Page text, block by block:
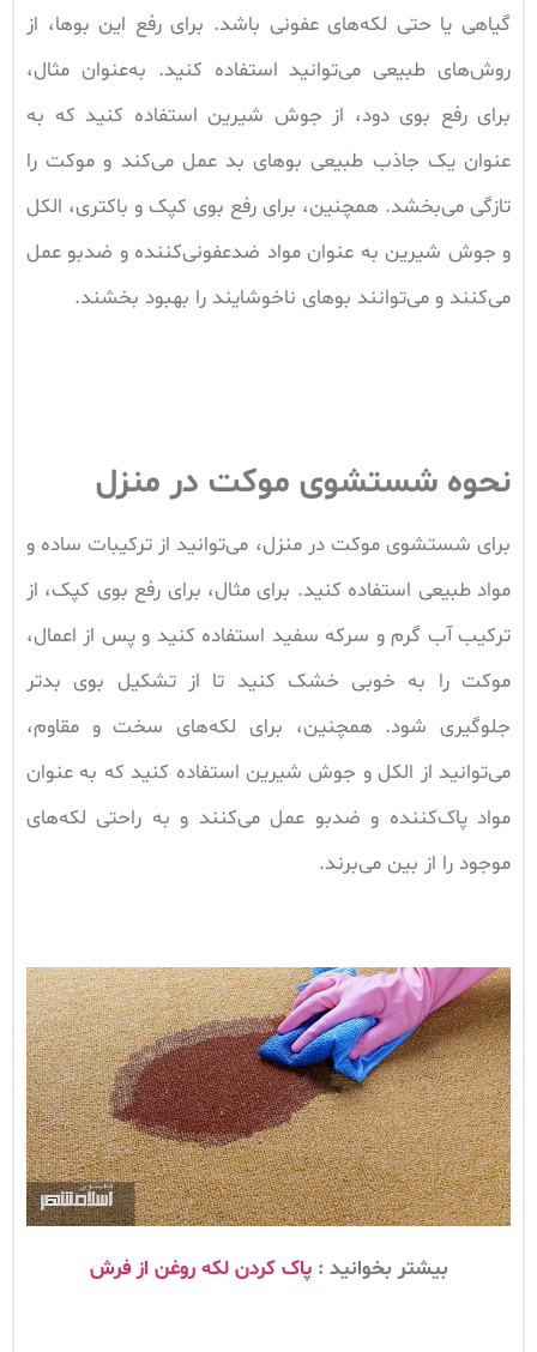
گیاهی یا حتی لکه‌های عفونی باشد. برای رفع این بوها، از
روش‌های طبیعی می‌توانید استفاده کنید. به‌عنوان مثال،
برای رفع بوی دود، از جوش شیرین استفاده کنید که به
عنوان یک جاذب طبیعی بوهای بد عمل می‌کند و موکت را
تازگی می‌بخشد. همچنین، برای رفع بوی کپک و باکتری، الکل
و جوش شیرین به عنوان مواد ضدعفونی‌کننده و ضدبو عمل
می‌کنند و می‌توانند بوهای ناخوشایند را بهبود بخشند.
نحوه شستشوی موکت در منزل
برای شستشوی موکت در منزل، می‌توانید از ترکیبات ساده و
مواد طبیعی استفاده کنید. برای مثال، برای رفع بوی کپک، از
ترکیب آب گرم و سرکه سفید استفاده کنید و پس از اعمال،
موکت را به خوبی خشک کنید تا از تشکیل بوی بدتر
جلوگیری شود. همچنین، برای لکه‌های سخت و مقاوم،
می‌توانید از الکل و جوش شیرین استفاده کنید که به عنوان
مواد پاک‌کننده و ضدبو عمل می‌کنند و به راحتی لکه‌های
موجود را از بین می‌برند.
بیشتر بخوانید :پاک کردن لکه روغن از فرش